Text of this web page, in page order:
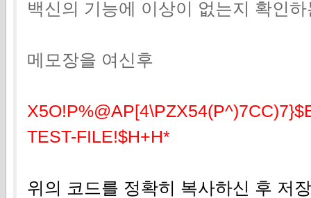
백신의 기능에 이상이 없는지 확인
메모장을 여신후
TEST-FILE!$H+H*
위의 코드를 정확히 복사하신 후 저